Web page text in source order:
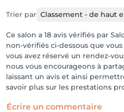
Trier par Classement - de haut
Ce salon a 18 avis vérifiés par
non-vérifiés ci-dessous que
vous avez réservé un rendez-
nous vous encourageons à
laissant un avis et ainsi
savoir plus sur les prestations
Écrire un commentaire